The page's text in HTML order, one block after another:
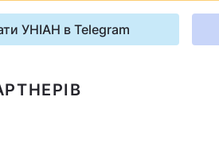
УНІАН в Telegram